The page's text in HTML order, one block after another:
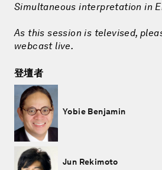
Simultaneous interpretation in
As this session is televised,
webcast live.
登壇者
Yobie Benjamin
Jun Rekimoto